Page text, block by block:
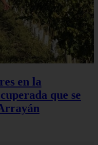
en la
que se